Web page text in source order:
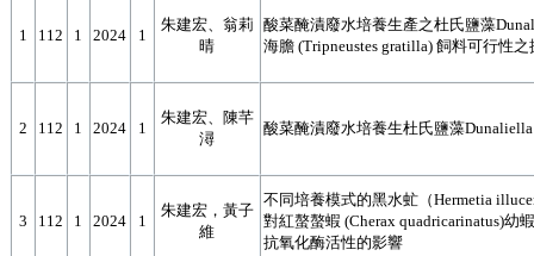
1 112 1 2024 1
朱建宏、翁莉
晴
酸菜醃漬廢水培養生產之杜氏鹽藻
海膽 (Tripneustes gratilla) 飼料可行性之
2 112 1 2024 1
朱建宏、陳芊
潯
酸菜醃漬廢水培養生杜氏鹽藻
3 112 1 2024 1
朱建宏，黃子
維
不同培養模式的黑水虻（Hermetia
對紅螯螯蝦 (Cherax quadricarinatus)幼
抗氧化酶活性的影響